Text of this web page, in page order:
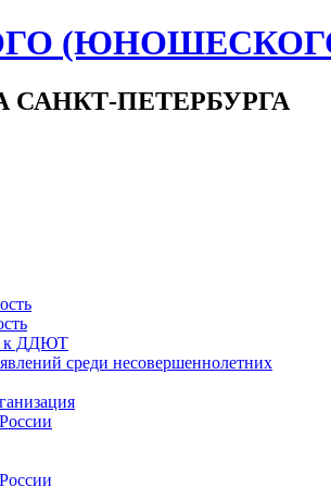
ПЕТЕРБУРГА
к ДДЮТ
среди несовершеннолетних